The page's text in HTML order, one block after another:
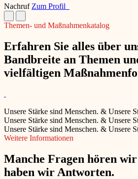
Nachruf Zum Profil
Themen- und Maßnahmenkatalog
Erfahren Sie alles über
Bandbreite an Themen
vielfältigen
Unsere Stärke sind Menschen. & Unsere
Unsere Stärke sind Menschen. & Unsere
Unsere Stärke sind Menschen. & Unsere
Weitere Informationen
Manche Fragen hören
haben wir Antworten.